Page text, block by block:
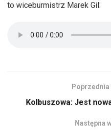
to wiceburmistrz Marek Gil:
Kolbuszowa: Jest
Następna